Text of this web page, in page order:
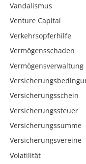
Vandalismus
Venture Capital
Verkehrsopferhilfe
Vermögensschaden
Vermögensverwaltung
Versicherungsschein
Versicherungssteuer
Versicherungssumme
Versicherungsvereine
Volatilität